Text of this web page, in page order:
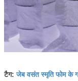
टैग:जेब वसंत स्मृति फोम के